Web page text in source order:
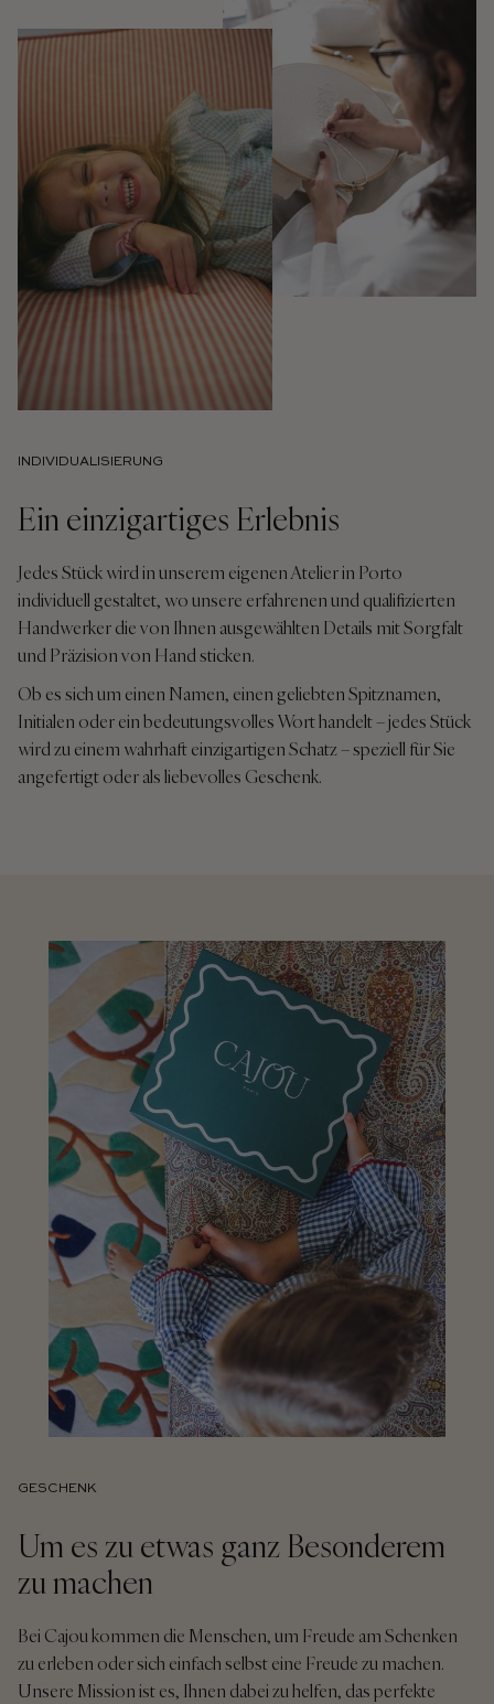
INDIVIDUALISIERUNG
Ein einzigartiges Erlebnis
Jedes Stück wird in unserem eigenen Atelier in Porto
individuell gestaltet, wo unsere erfahrenen und qualifizierten
Handwerker die von Ihnen ausgewählten Details mit Sorgfalt
und Präzision von Hand sticken.
Ob es sich um einen Namen, einen geliebten Spitznamen,
Initialen oder ein bedeutungsvolles Wort handelt – jedes Stück
wird zu einem wahrhaft einzigartigen Schatz – speziell für Sie
angefertigt oder als liebevolles Geschenk.
GESCHENK
Um es zu etwas ganz Besonderem
zu machen
Bei Cajou kommen die Menschen, um Freude am Schenken
zu erleben oder sich einfach selbst eine Freude zu machen.
Unsere Mission ist es, Ihnen dabei zu helfen, das perfekte